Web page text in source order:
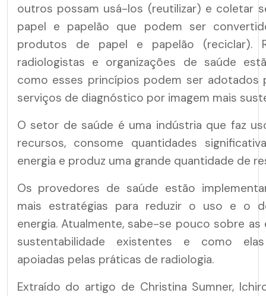
outros possam usá-los (reutilizar) e coletar
papel e papelão que podem ser
produtos de papel e papelão (reciclar).
radiologistas e organizações de saúde
como esses princípios podem ser adotados
serviços de diagnóstico por imagem mais
O setor de saúde é uma indústria que faz
recursos, consome quantidades
energia e produz uma grande quantidade de
Os provedores de saúde estão
mais estratégias para reduzir o uso e o
energia. Atualmente, sabe-se pouco sobre
sustentabilidade existentes e como
apoiadas pelas práticas de radiologia.
Extraído do artigo de Christina Sumner,